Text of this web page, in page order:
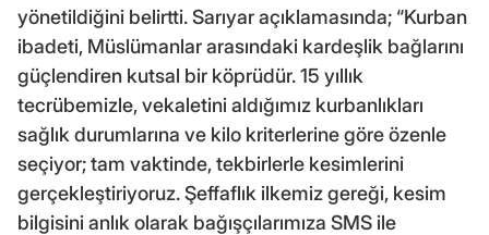
yönetildiğini belirtti. Sarıyar açıklamasında; “Kurban
ibadeti, Müslümanlar arasındaki kardeşlik bağlarını
güçlendiren kutsal bir köprüdür. 15 yıllık
tecrübemizle, vekaletini aldığımız kurbanlıkları
sağlık durumlarına ve kilo kriterlerine göre özenle
seçiyor; tam vaktinde, tekbirlerle kesimlerini
gerçekleştiriyoruz. Şeffaflık ilkemiz gereği, kesim
bilgisini anlık olarak bağışçılarımıza SMS ile